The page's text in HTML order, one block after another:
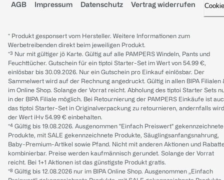
AGB Impressum Datenschutz Vertrag widerrufen
* Produkt gesponsert vom Hersteller. Weitere Informationen zum
Werbetreibenden direkt beim jeweiligen Produkt.
*³ Nur mit gültiger jö Karte. Gültig auf alle PAMPERS Windeln, Pants und
Feuchttücher. Gutschein für ein tiptoi Starter-Set im Wert von 54.99 €,
einlösbar bis 30.09.2026. Nur ein Gutschein pro Einkauf einlösbar. Der
Sammelwert wird auf der Rechnung angedruckt. Gültig in allen BIPA Filialen
im Online Shop. Solange der Vorrat reicht. Abholung des tiptoi Starter Sets
in der BIPA Filiale möglich. Bei Retournierung der PAMPERS Einkäufe ist
das tiptoi Starter-Set in Originalverpackung zu retournieren, andernfalls wird
der Wert iHv 54.99 € einbehalten.
*⁴ Gültig bis 19.08.2026. Ausgenommen "Einfach Preiswert" gekennzeichnete
Produkte, mit SALE gekennzeichnete Produkte, Säuglingsanfangsnahrung,
Baby-Premium-Artikel sowie Pfand. Nicht mit anderen Aktionen und
kombinierbar. Preise werden kaufmännisch gerundet. Solange der Vorrat
reicht. Bei 1+1 Aktionen ist das günstigste Produkt gratis.
*⁸ Gültig bis 12.08.2026 nur im BIPA Online Shop. Ausgenommen „Einfach